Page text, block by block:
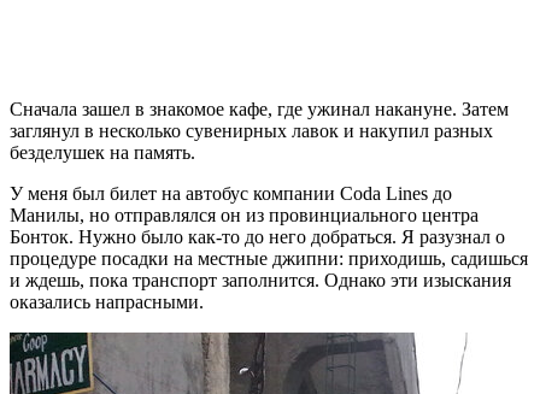
Сначала зашел в знакомое кафе, где ужинал накануне. Затем
заглянул в несколько сувенирных лавок и накупил разных
безделушек на память.
У меня был билет на автобус компании Coda Lines до
Манилы, но отправлялся он из провинциального центра
Бонток. Нужно было как-то до него добраться. Я разузнал о
процедуре посадки на местные джипни: приходишь, садишься
и ждешь, пока транспорт заполнится. Однако эти изыскания
оказались напрасными.